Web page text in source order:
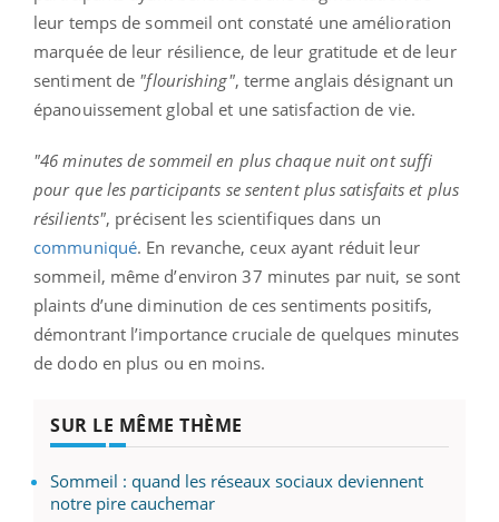
leur temps de sommeil ont constaté une amélioration
marquée de leur résilience, de leur gratitude et de leur
sentiment de "flourishing", terme anglais désignant un
épanouissement global et une satisfaction de vie.
"46 minutes de sommeil en plus chaque nuit ont suffi
pour que les participants se sentent plus satisfaits et plus
résilients", précisent les scientifiques dans un
communiqué. En revanche, ceux ayant réduit leur
sommeil, même d’environ 37 minutes par nuit, se sont
plaints d’une diminution de ces sentiments positifs,
démontrant l’importance cruciale de quelques minutes
de dodo en plus ou en moins.
SUR LE MÊME THÈME
Sommeil : quand les réseaux sociaux deviennent
notre pire cauchemar